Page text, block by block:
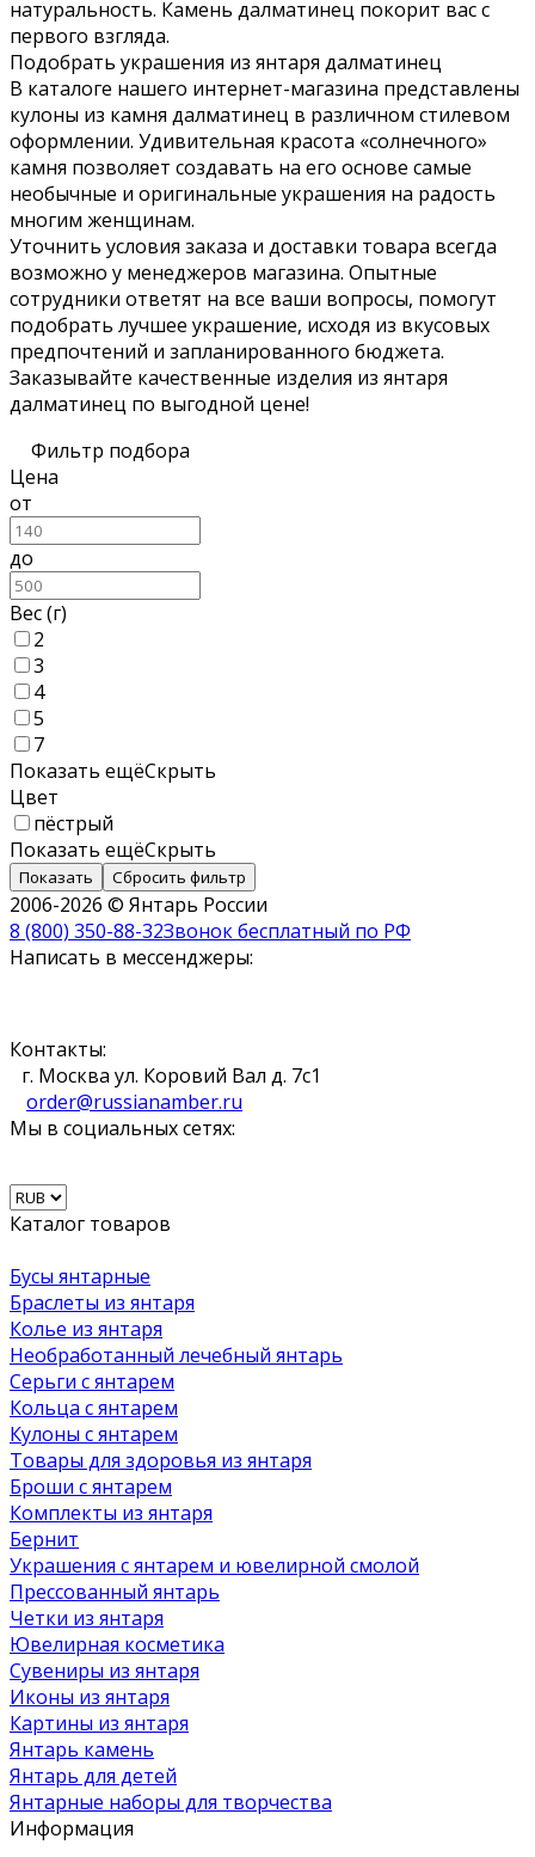
натуральность. Камень далматинец покорит вас с
первого взгляда.
Подобрать украшения из янтаря далматинец
В каталоге нашего интернет-магазина представлены
кулоны из камня далматинец в различном стилевом
оформлении. Удивительная красота «солнечного»
камня позволяет создавать на его основе самые
необычные и оригинальные украшения на радость
многим женщинам.
Уточнить условия заказа и доставки товара всегда
возможно у менеджеров магазина. Опытные
сотрудники ответят на все ваши вопросы, помогут
подобрать лучшее украшение, исходя из вкусовых
предпочтений и запланированного бюджета.
Заказывайте качественные изделия из янтаря
далматинец по выгодной цене!
Фильтр подбора
Цена
от
до
Вес (г)
2
3
4
5
7
Показать ещёСкрыть
Цвет
пёстрый
Показать ещёСкрыть
Показать Сбросить фильтр
2006-2026 © Янтарь России
8 (800) 350-88-32Звонок бесплатный по РФ
Написать в мессенджеры:
Контакты:
г. Москва ул. Коровий Вал д. 7с1
order@russianamber.ru
Мы в социальных сетях:
Каталог товаров
Бусы янтарные
Браслеты из янтаря
Колье из янтаря
Необработанный лечебный янтарь
Серьги с янтарем
Кольца с янтарем
Кулоны с янтарем
Товары для здоровья из янтаря
Броши с янтарем
Комплекты из янтаря
Бернит
Украшения с янтарем и ювелирной смолой
Прессованный янтарь
Четки из янтаря
Ювелирная косметика
Сувениры из янтаря
Иконы из янтаря
Картины из янтаря
Янтарь камень
Янтарь для детей
Янтарные наборы для творчества
Информация